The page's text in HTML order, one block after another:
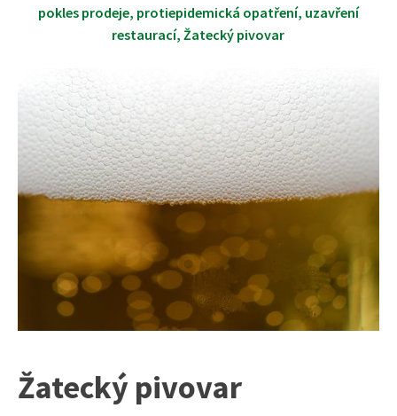
pokles prodeje, protiepidemická opatření, uzavření
restaurací,Žatecký pivovar
Žatecký pivovar